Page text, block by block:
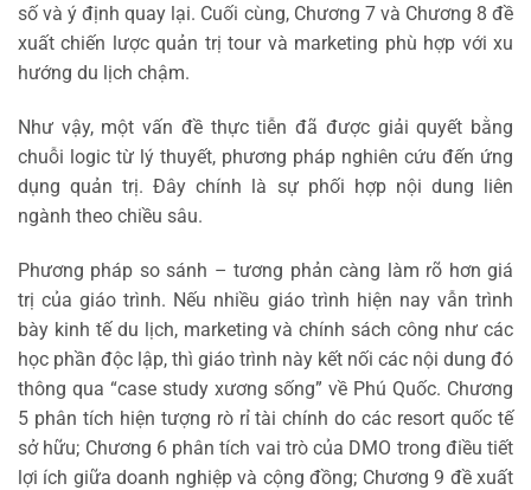
số và ý định quay lại. Cuối cùng, Chương 7 và Chương 8 đề
xuất chiến lược quản trị tour và marketing phù hợp với xu
hướng du lịch chậm.
Như vậy, một vấn đề thực tiễn đã được giải quyết bằng
chuỗi logic từ lý thuyết, phương pháp nghiên cứu đến ứng
dụng quản trị. Đây chính là sự phối hợp nội dung liên
ngành theo chiều sâu.
Phương pháp so sánh – tương phản càng làm rõ hơn giá
trị của giáo trình. Nếu nhiều giáo trình hiện nay vẫn trình
bày kinh tế du lịch, marketing và chính sách công như các
học phần độc lập, thì giáo trình này kết nối các nội dung đó
thông qua “case study xương sống” về Phú Quốc. Chương
5 phân tích hiện tượng rò rỉ tài chính do các resort quốc tế
sở hữu; Chương 6 phân tích vai trò của DMO trong điều tiết
lợi ích giữa doanh nghiệp và cộng đồng; Chương 9 đề xuất